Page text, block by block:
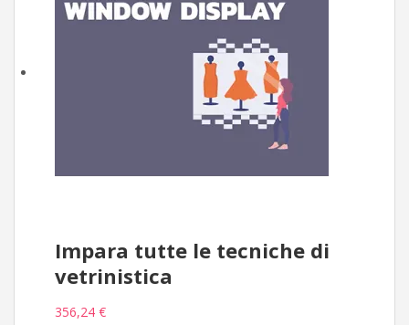
Impara tutte le tecniche di
vetrinistica
356,24 €